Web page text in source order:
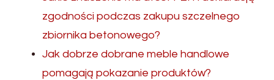
zgodności podczas zakupu szczelnego
zbiornika betonowego?
Jak dobrze dobrane meble handlowe
pomagają pokazanie produktów?